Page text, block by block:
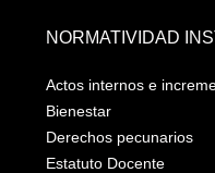
NORMATIVIDAD
Actos internos e
Bienestar
Derechos pecunarios
Estatuto Docente